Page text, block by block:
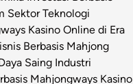
Sektor Teknologi
Kasino Online di Era
Berbasis Mahjong
Saing Industri
Mahjongways Kasino